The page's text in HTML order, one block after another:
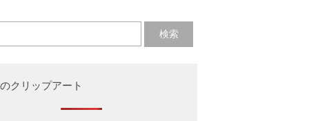
クリップアート